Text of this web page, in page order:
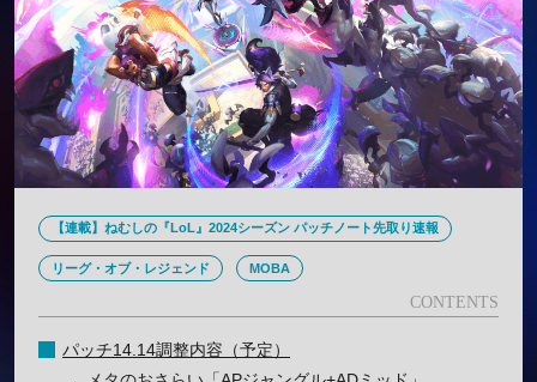
【連載】ねむしの『LoL』2024シーズン パッチノート先取り速報
リーグ・オブ・レジェンド MOBA
パッチ14.14調整内容（予定）